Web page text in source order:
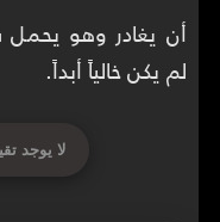
أن يغادر وهو يحمل
لم يكن خالياً أبداً.
لا يوجد